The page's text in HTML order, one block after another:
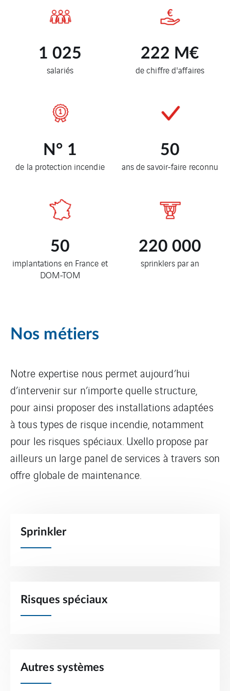
1 025
salariés
222 M€
de chiffre d'affaires
N° 1
de la protection incendie
50
ans de savoir-faire reconnu
50
implantations en France et
DOM-TOM
220 000
sprinklers par an
Nos métiers
Notre expertise nous permet aujourd’hui
d’intervenir sur n’importe quelle structure,
pour ainsi proposer des installations adaptées
à tous types de risque incendie, notamment
pour les risques spéciaux. Uxello propose par
ailleurs un large panel de services à travers son
offre globale de maintenance.
Sprinkler
Risques spéciaux
Autres systèmes